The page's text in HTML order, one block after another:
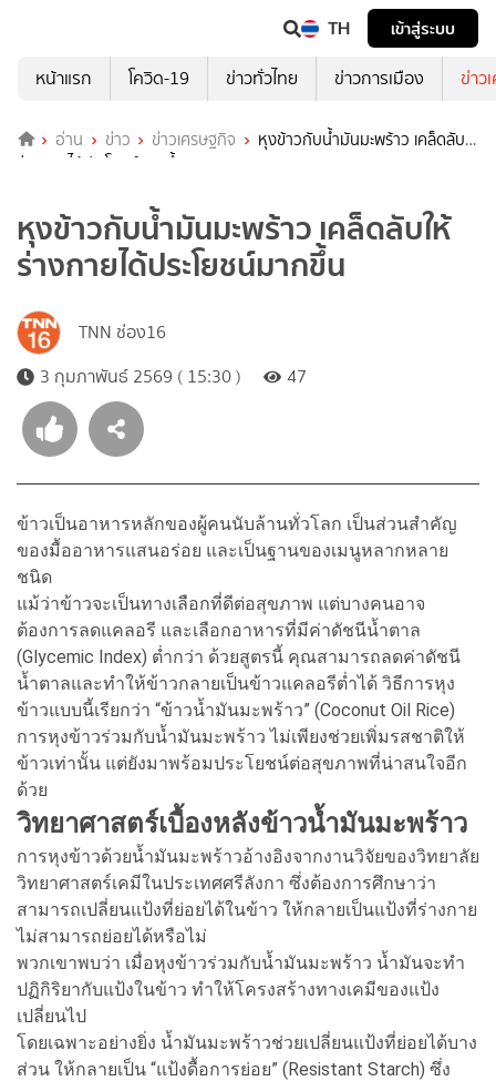
TH
เข้าสู่ระบบ
หน้าแรก
โควิด-19 ข่าวทั่วไทย ข่าวการเมือง ข่าว
อ่าน ข่าว ข่าวเศรษฐกิจ
หุงข้าวกับน้ำมันมะพร้าว เคล็ดลับให้
ร่างกายได้ประโยชน์มากขึ้น
หุงข้าวกับน้ำมันมะพร้าว เคล็ดลับให้
ร่างกายได้ประโยชน์มากขึ้น
TNN ช่อง16
3 กุมภาพันธ์ 2569 ( 15:30 )
47
ข้าวเป็นอาหารหลักของผู้คนนับล้านทั่วโลก เป็นส่วนสำคัญ
ของมื้ออาหารแสนอร่อย และเป็นฐานของเมนูหลากหลาย
ชนิด
แม้ว่าข้าวจะเป็นทางเลือกที่ดีต่อสุขภาพ แต่บางคนอาจ
ต้องการลดแคลอรี และเลือกอาหารที่มีค่าดัชนีน้ำตาล
(Glycemic Index) ต่ำกว่า ด้วยสูตรนี้ คุณสามารถลดค่าดัชนี
น้ำตาลและทำให้ข้าวกลายเป็นข้าวแคลอรีต่ำได้ วิธีการหุง
ข้าวแบบนี้เรียกว่า “ข้าวน้ำมันมะพร้าว” (Coconut Oil Rice)
การหุงข้าวร่วมกับน้ำมันมะพร้าว ไม่เพียงช่วยเพิ่มรสชาติให้
ข้าวเท่านั้น แต่ยังมาพร้อมประโยชน์ต่อสุขภาพที่น่าสนใจอีก
ด้วย
วิทยาศาสตร์เบื้องหลังข้าวน้ำมันมะพร้าว
การหุงข้าวด้วยน้ำมันมะพร้าวอ้างอิงจากงานวิจัยของวิทยาลัย
วิทยาศาสตร์เคมีในประเทศศรีลังกา ซึ่งต้องการศึกษาว่า
สามารถเปลี่ยนแป้งที่ย่อยได้ในข้าว ให้กลายเป็นแป้งที่ร่างกาย
ไม่สามารถย่อยได้หรือไม่
พวกเขาพบว่า เมื่อหุงข้าวร่วมกับน้ำมันมะพร้าว น้ำมันจะทำ
ปฏิกิริยากับแป้งในข้าว ทำให้โครงสร้างทางเคมีของแป้ง
เปลี่ยนไป
โดยเฉพาะอย่างยิ่ง น้ำมันมะพร้าวช่วยเปลี่ยนแป้งที่ย่อยได้บาง
ส่วน ให้กลายเป็น “แป้งดื้อการย่อย” (Resistant Starch) ซึ่ง